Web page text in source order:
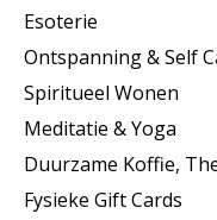
Esoterie
Ontspanning & Self
Spiritueel Wonen
Meditatie & Yoga
Duurzame Koffie,
Fysieke Gift Cards